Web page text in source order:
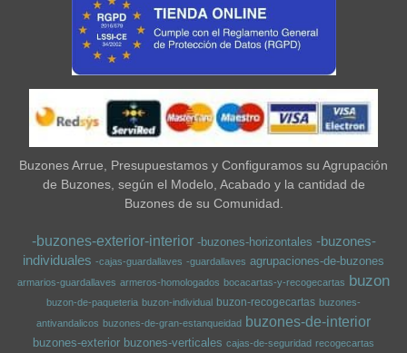
Buzones Arrue, Presupuestamos y Configuramos su Agrupación
de Buzones, según el Modelo, Acabado y la cantidad de
Buzones de su Comunidad.
-buzones-exterior-interior -buzones-horizontales -buzones-
individuales -cajas-guardallaves -guardallaves agrupaciones-de-buzones
armarios-guardallaves armeros-homologados bocacartas-y-recogecartas buzon
buzon-de-paqueteria buzon-individual buzon-recogecartas buzones-
antivandalicos buzones-de-gran-estanqueidad buzones-de-interior
buzones-exterior buzones-verticales cajas-de-seguridad recogecartas